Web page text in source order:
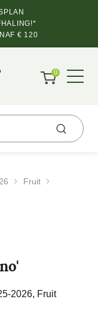
€ 120
0
Fruit
2026, Fruit